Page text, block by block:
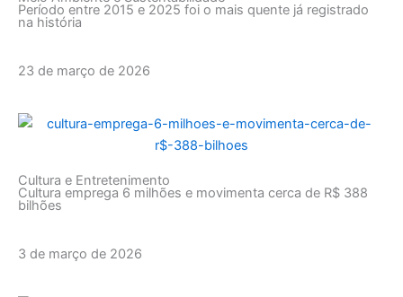
Período entre 2015 e 2025 foi o mais quente já registrado
na história
23 de março de 2026
Cultura e Entretenimento
Cultura emprega 6 milhões e movimenta cerca de R$ 388
bilhões
3 de março de 2026